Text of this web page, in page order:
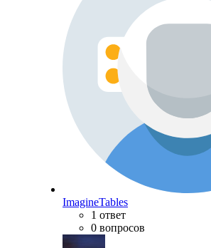
ImagineTables
1 ответ
0 вопросов